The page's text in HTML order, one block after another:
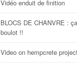
Vidéo enduit de finition
BLOCS DE CHANVRE :
boulot !!
Video on hempcrete